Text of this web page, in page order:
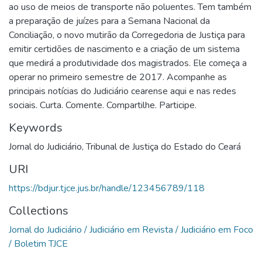
ao uso de meios de transporte não poluentes. Tem também
a preparação de juízes para a Semana Nacional da
Conciliação, o novo mutirão da Corregedoria de Justiça para
emitir certidões de nascimento e a criação de um sistema
que medirá a produtividade dos magistrados. Ele começa a
operar no primeiro semestre de 2017. Acompanhe as
principais notícias do Judiciário cearense aqui e nas redes
sociais. Curta. Comente. Compartilhe. Participe.
Keywords
Jornal do Judiciário,Tribunal de Justiça do Estado do Ceará
URI
https://bdjur.tjce.jus.br/handle/123456789/118
Collections
Jornal do Judiciário / Judiciário em Revista / Judiciário em Foco
/ Boletim TJCE